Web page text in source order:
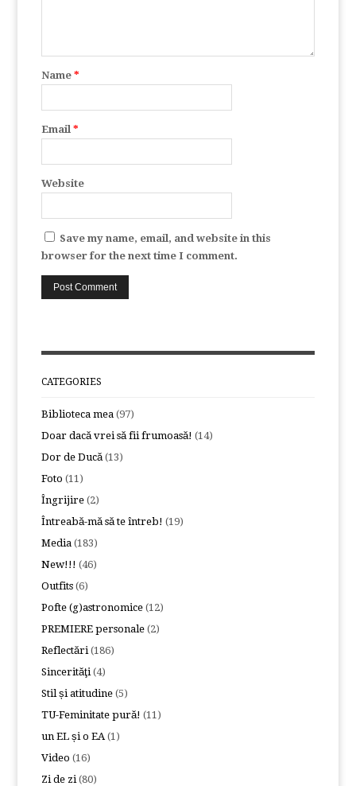
Name*
Email*
Website
Save my name, email, and website in this
browser for the next time I comment.
CATEGORIES
Biblioteca mea (97)
Doar dacă vrei să fii frumoasă! (14)
Dor de Ducă (13)
Foto (11)
Îngrijire (2)
Întreabă-mă să te întreb! (19)
Media (183)
New!!! (46)
Outfits (6)
Pofte (g)astronomice (12)
PREMIERE personale (2)
Reflectări (186)
Sincerităţi (4)
Stil și atitudine (5)
TU-Feminitate pură! (11)
un EL și o EA (1)
Video (16)
Zi de zi (80)